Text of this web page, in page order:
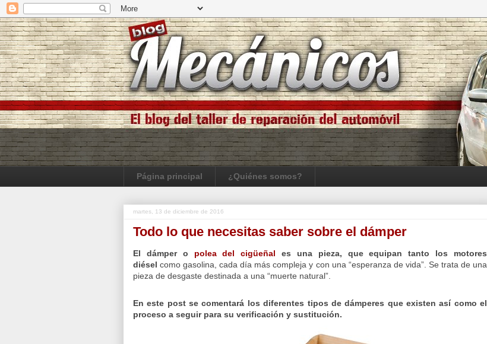
Página principal ¿Quiénes somos?
martes, 13 de diciembre de 2016
Todo lo que necesitas saber sobre el dámper
El dámpero polea del cigüeñal es una pieza, que equipan tanto los motores
diésel como gasolina, cada día más compleja y con una “esperanza de vida”. Se trata de una
pieza de desgaste destinada a una “muerte natural”.
En este post se comentará los diferentes tipos de dámperes que existen así como el
proceso a seguir para su verificación y sustitución.